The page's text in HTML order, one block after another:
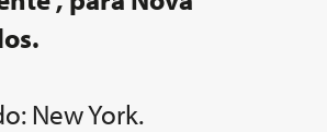
New York.